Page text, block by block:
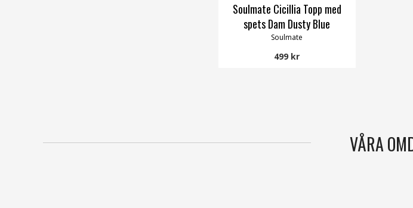
Soulmate Cicillia Topp med
spets Dam Dusty Blue
Soulmate
499 kr
VÅRA